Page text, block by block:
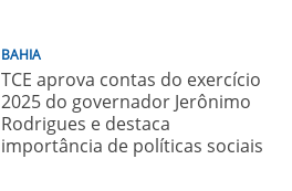
BAHIA
TCE aprova contas do exercício
2025 do governador Jerônimo
Rodrigues e destaca
importância de políticas sociais